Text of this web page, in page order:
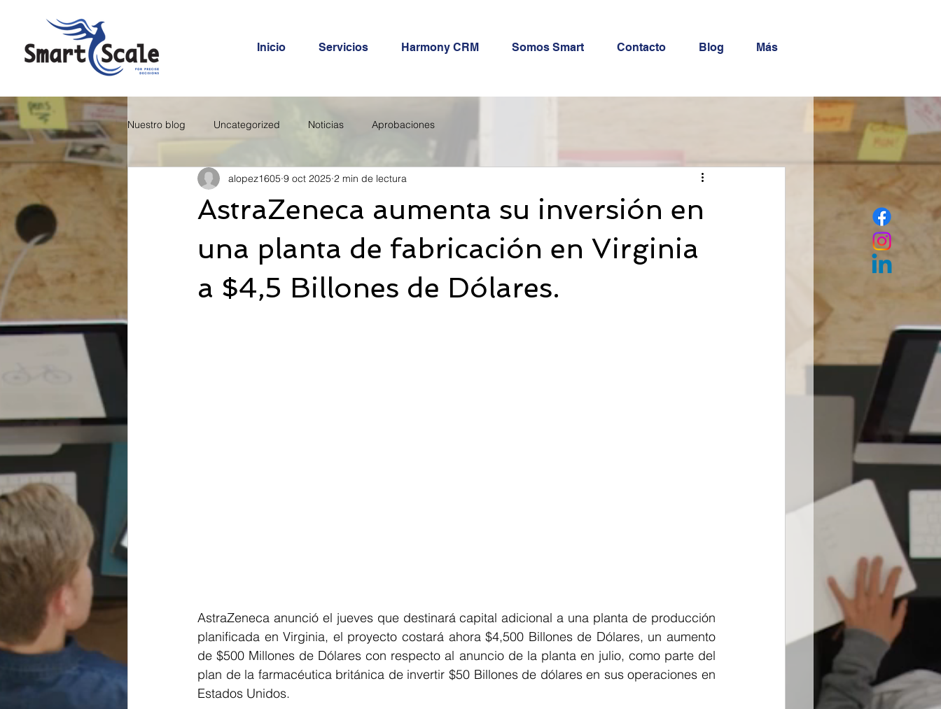
Inicio Servicios Harmony CRM Somos Smart Contacto Blog Más
Nuestro blog Uncategorized Noticias Aprobaciones
AstraZeneca aumenta su inversión en
una planta de fabricación en Virginia
a $4,5 Billones de Dólares.
alopez1605 9 oct 2025 2 min de lectura
AstraZeneca anunció el jueves que destinará capital adicional a una planta de producción
planificada en Virginia, el proyecto costará ahora $4,500 Billones de Dólares, un aumento
de $500 Millones de Dólares con respecto al anuncio de la planta en julio, como parte del
plan de la farmacéutica británica de invertir $50 Billones de dólares en sus operaciones en
Estados Unidos.